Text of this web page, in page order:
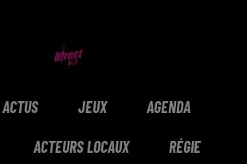
ACTUS JEUX AGENDA
ACTEURS LOCAUX RÉGIE